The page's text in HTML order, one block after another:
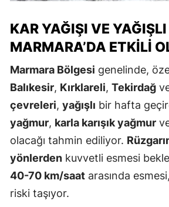
KAR YAĞIŞI VE
MARMARA’DA ETKILI
Marmara Bölgesi genelinde,
Balıkesir, Kırklareli, Tekirdağ
çevreleri, yağışlı bir hafta
yağmur, karla karışık yağmur
olacağı tahmin ediliyor.
yönlerden kuvvetli esmesi
40-70 km/saat arasında esmesi,
riski taşıyor.